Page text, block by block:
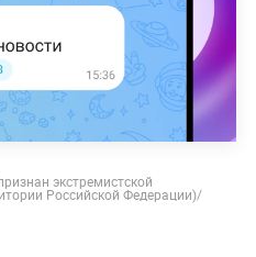
экстремистской
Российской Федерации)/